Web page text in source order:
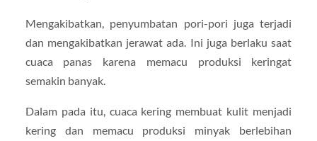
Mengakibatkan, penyumbatan pori-pori juga terjadi
dan mengakibatkan jerawat ada. Ini juga berlaku saat
cuaca panas karena memacu produksi keringat
semakin banyak.
Dalam pada itu, cuaca kering membuat kulit menjadi
kering dan memacu produksi minyak berlebihan